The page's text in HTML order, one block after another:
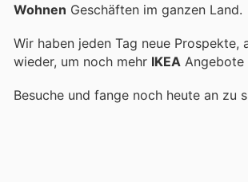
Wohnen Geschäften im ganzen Land.
Wir haben jeden Tag neue Prospekte,
wieder, um noch mehr IKEA Angebote
Besuche und fange noch heute an zu